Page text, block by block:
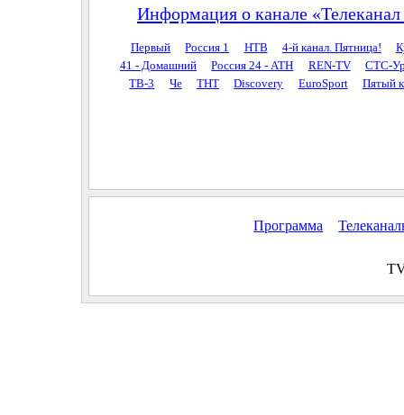
Информация о канале «Телеканал
Первый Россия 1 НТВ 4-й канал. Пятница!
41 - Домашний
Россия 24 - АТН REN-TV
СТС-
ТВ-3
Че ТНТ Discovery EuroSport Пятый
Программа